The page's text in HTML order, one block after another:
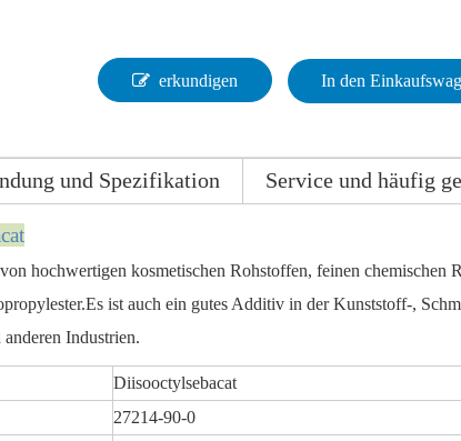
erkundigen In den
und Spezifikation Service und häufig
hochwertigen kosmetischen Rohstoffen, feinen chemischen
ist auch ein gutes Additiv in der Kunststoff-,
Industrien.
Diisooctylsebacat
27214-90-0